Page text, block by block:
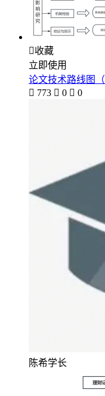
收藏
立即使用
论文技术路线图
 773  0  0
陈希学长